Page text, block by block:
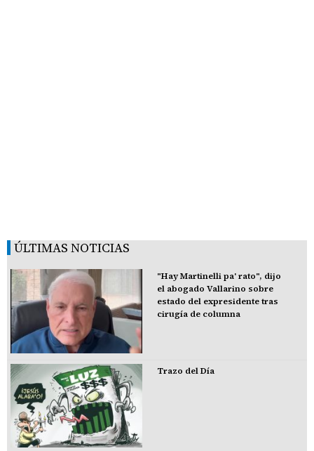
ÚLTIMAS NOTICIAS
"Hay Martinelli pa' rato", dijo
el abogado Vallarino sobre
estado del expresidente tras
cirugía de columna
Trazo del Día